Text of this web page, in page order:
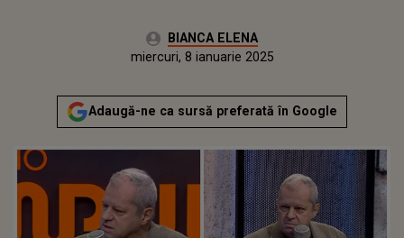
Autor:BIANCA ELENA
Actualizat:
miercuri, 8 ianuarie 2025
Adaugă-ne ca sursă preferată în Google